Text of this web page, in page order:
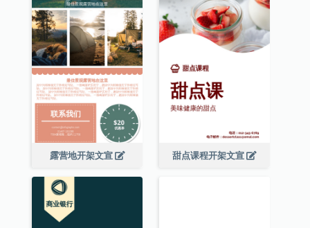
露营地开架文宣 甜点课程开架文宣